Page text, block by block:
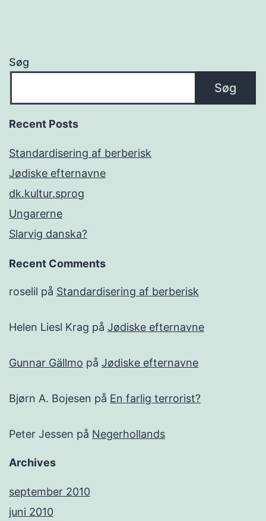
Søg
Søg
Recent Posts
Standardisering af berberisk
Jødiske efternavne
dk.kultur.sprog
Ungarerne
Slarvig danska?
Recent Comments
roselil på Standardisering af berberisk
Helen Liesl Krag på Jødiske efternavne
Gunnar Gällmo på Jødiske efternavne
Bjørn A. Bojesen på En farlig terrorist?
Peter Jessen på Negerhollands
Archives
september 2010
juni 2010